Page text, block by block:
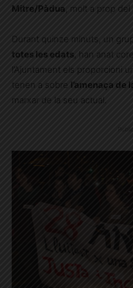
Mitre/Pàdua , molt a prop
Durant quinze minuts, un
totes les edats, han anat
l’Ajuntament els proporcioni
tenen a sobre l’amenaça de
marxar de la seu actual.